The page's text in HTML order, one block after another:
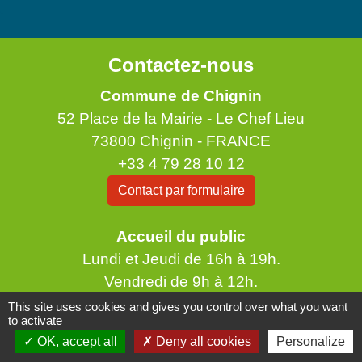
Contactez-nous
Commune de Chignin
52 Place de la Mairie - Le Chef Lieu
73800 Chignin - FRANCE
+33 4 79 28 10 12
Contact par formulaire
Accueil du public
Lundi et Jeudi de 16h à 19h.
Vendredi de 9h à 12h.
This site uses cookies and gives you control over what you want
to activate
OK, accept all
Deny all cookies Personalize